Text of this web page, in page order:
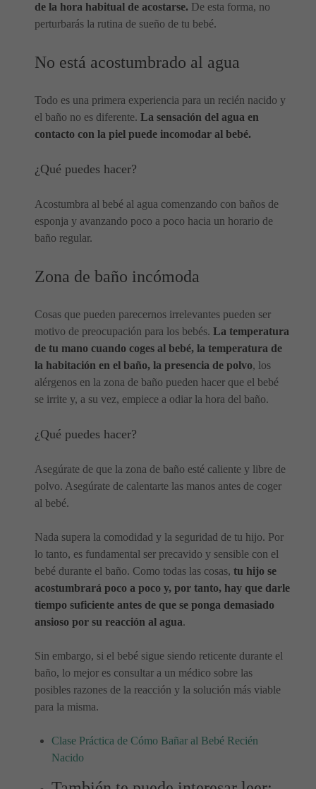
de la hora habitual de acostarse. De esta forma, no
perturbarás la rutina de sueño de tu bebé.
No está acostumbrado al agua
Todo es una primera experiencia para un recién nacido y
el baño no es diferente. La sensación del agua en
contacto con la piel puede incomodar al bebé.
¿Qué puedes hacer?
Acostumbra al bebé al agua comenzando con baños de
esponja y avanzando poco a poco hacia un horario de
baño regular.
Zona de baño incómoda
Cosas que pueden parecernos irrelevantes pueden ser
motivo de preocupación para los bebés. La temperatura
de tu mano cuando coges al bebé, la temperatura de
la habitación en el baño, la presencia de polvo, los
alérgenos en la zona de baño pueden hacer que el bebé
se irrite y, a su vez, empiece a odiar la hora del baño.
¿Qué puedes hacer?
Asegúrate de que la zona de baño esté caliente y libre de
polvo. Asegúrate de calentarte las manos antes de coger
al bebé.
Nada supera la comodidad y la seguridad de tu hijo. Por
lo tanto, es fundamental ser precavido y sensible con el
bebé durante el baño. Como todas las cosas, tu hijo se
acostumbrará poco a poco y, por tanto, hay que darle
tiempo suficiente antes de que se ponga demasiado
ansioso por su reacción al agua.
Sin embargo, si el bebé sigue siendo reticente durante el
baño, lo mejor es consultar a un médico sobre las
posibles razones de la reacción y la solución más viable
para la misma.
Clase Práctica de Cómo Bañar al Bebé Recién
Nacido